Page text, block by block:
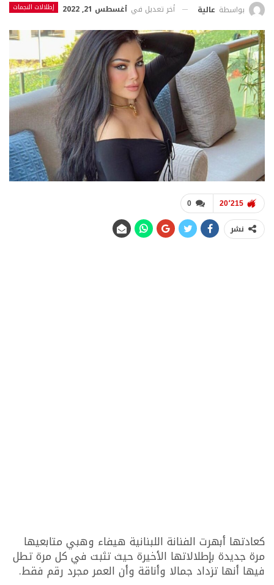
إطلالات النجمات بواسطة عالية أخر تعديل في أغسطس 21, 2022
0 20٬215
نشر
كعادتها أبهرت الفنانة اللبنانية هيفاء وهبي متابعيها
مرة جديدة بإطلالاتها الأخيرة حيث تثبت في كل مرة تطل
فيها أنها تزداد جمالا وأناقة وأن العمر مجرد رقم فقط.